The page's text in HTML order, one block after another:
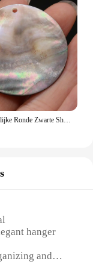
5Pcs Natuurlijke Ronde Zwarte Shell Hanger Charm Voor Sieraden Maken Diy Ketting Oorbellen Vrouwen Gift Maat 25Mm 30mm 35Mm 40Mm
hanger
and